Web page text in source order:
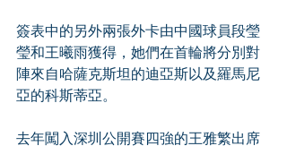
簽表中的另外兩張外卡由中國球員段瑩
瑩和王曦雨獲得，她們在首輪將分別對
陣來自哈薩克斯坦的迪亞斯以及羅馬尼
亞的科斯蒂亞。
去年闖入深圳公開賽四強的王雅繁出席